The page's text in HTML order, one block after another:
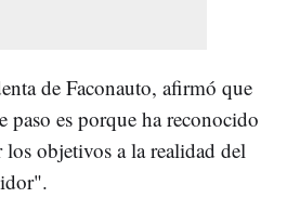
de Faconauto, afirmó que
paso es porque ha reconocido
los objetivos a la realidad del